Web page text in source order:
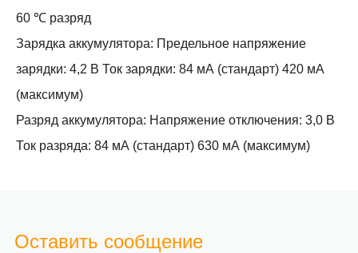
60 ℃ разряд
Зарядка аккумулятора: Предельное напряжение
зарядки: 4,2 В Ток зарядки: 84 мА (стандарт) 420 мА
(максимум)
Разряд аккумулятора: Напряжение отключения: 3,0 В
Ток разряда: 84 мА (стандарт) 630 мА (максимум)
Оставить сообщение